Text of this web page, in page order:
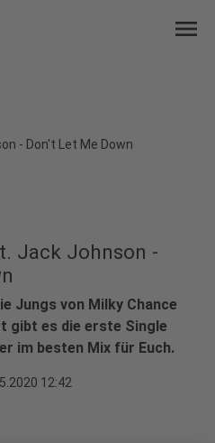
menu
- Don't Let Me Down
Jack Johnson -
Jungs von Milky Chance
gibt es die erste Single
im besten Mix für Euch.
12:42